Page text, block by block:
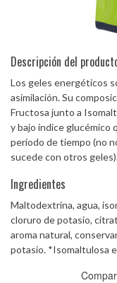
Descripción del
Los geles energéticos
asimilación. Su
Fructosa junto a
y bajo índice glucémico
periodo de tiempo (no
sucede con otros
Ingredientes
Maltodextrina, agua,
cloruro de potasio,
aroma natural,
potasio. *Isomaltulosa